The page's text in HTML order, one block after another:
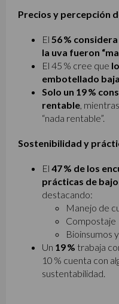
Precios y percepción
El 56 %
la uva fueron
El 45 % cree que
embotellado
Solo un 19 %
rentable ,
“nada rentable”.
Sostenibilidad y
El 47 % de los
prácticas de
destacando:
Manejo de
Compostaje
Bioinsumos
Un 19 % trabaja
10 % cuenta con
sustentabilidad.